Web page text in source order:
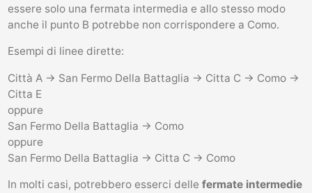
essere solo una fermata intermedia e allo stesso modo
anche il punto B potrebbe non corrispondere a Como.
Esempi di linee dirette:
Città A -> San Fermo Della Battaglia -> Citta C -> Como ->
Citta E
oppure
San Fermo Della Battaglia -> Como
oppure
San Fermo Della Battaglia -> Citta C -> Como
In molti casi, potrebbero esserci delle fermate intermedie